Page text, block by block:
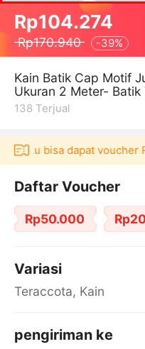
Rp104.274
Rp170.940 -39%
Kain Batik Cap Motif
Ukuran 2 Meter-
138 Terjual
bisa dapat voucher
Daftar Voucher
Rp50.000
Variasi
Teraccota, Kain
pengiriman ke